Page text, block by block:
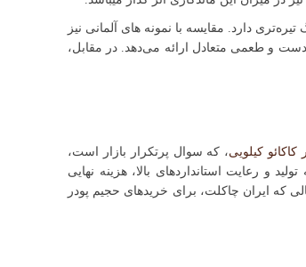
دارد. مقایسه با نمونه های آلمانی نیز
و طعمی متعادل ارائه می‌دهد. در مقابل،
کیلویی، که سوال پرتکرار بازار است،
و رعایت استانداردهای بالا، هزینه نهایی
که ایران چاکلت، برای خریدهای حجیم پودر